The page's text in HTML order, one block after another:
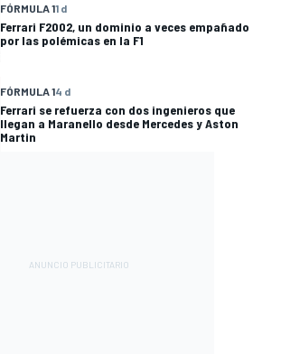
FÓRMULA 11 d
Ferrari F2002, un dominio a veces empañado
por las polémicas en la F1
FÓRMULA 14 d
Ferrari se refuerza con dos ingenieros que
llegan a Maranello desde Mercedes y Aston
Martin